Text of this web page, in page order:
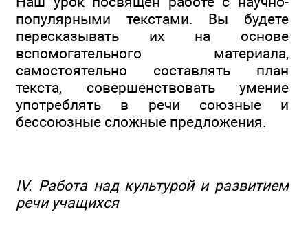
популярными текстами. Вы будете
пересказывать их на основе
вспомогательного материала,
самостоятельно составлять план
текста, совершенствовать умение
употреблять в речи союзные и
бессоюзные сложные предложения.
IV. Работа над культурой и развитием
речи учащихся